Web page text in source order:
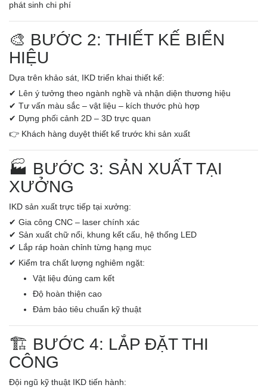
phát sinh chi phí
🎨 BƯỚC 2: THIẾT KẾ BIỂN
HIỆU
Dựa trên khảo sát, IKD triển khai thiết kế:
✔ Lên ý tưởng theo ngành nghề và nhận diện thương hiệu
✔ Tư vấn màu sắc – vật liệu – kích thước phù hợp
✔ Dựng phối cảnh 2D – 3D trực quan
👉 Khách hàng duyệt thiết kế trước khi sản xuất
🏭 BƯỚC 3: SẢN XUẤT TẠI
XƯỞNG
IKD sản xuất trực tiếp tại xưởng:
✔ Gia công CNC – laser chính xác
✔ Sản xuất chữ nổi, khung kết cấu, hệ thống LED
✔ Lắp ráp hoàn chỉnh từng hạng mục
✔ Kiểm tra chất lượng nghiêm ngặt:
Vật liệu đúng cam kết
Độ hoàn thiện cao
Đảm bảo tiêu chuẩn kỹ thuật
🏗️ BƯỚC 4: LẮP ĐẶT THI
CÔNG
Đội ngũ kỹ thuật IKD tiến hành: